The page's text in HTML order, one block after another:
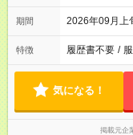
期間 2026年09月
特徴 履歴書不要 /
気になる！
掲載元企